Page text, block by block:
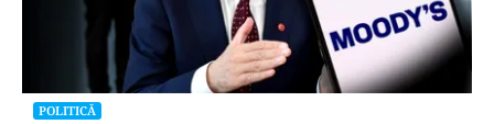
POLITICĂ